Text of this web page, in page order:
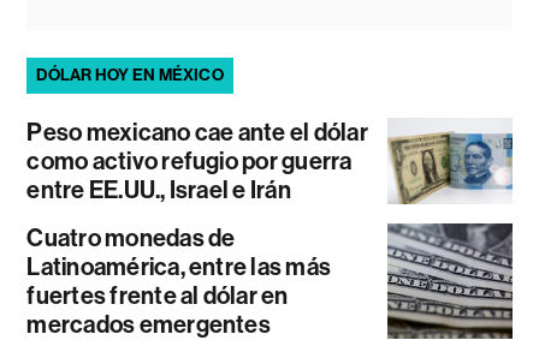
DÓLAR HOY EN MÉXICO
Peso mexicano cae ante el dólar
como activo refugio por guerra
entre EE.UU., Israel e Irán
Cuatro monedas de
Latinoamérica, entre las más
fuertes frente al dólar en
mercados emergentes